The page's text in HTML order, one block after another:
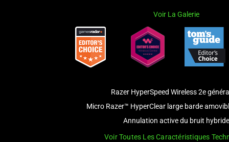
Voir La Galerie
Razer HyperSpeed Wireless 2e
Micro Razer™ HyperClear large barde
Annulation active du bruit hybride
Voir Toutes Les Caractéristiques